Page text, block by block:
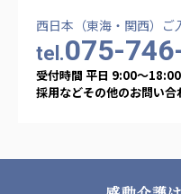
西日本（東海・関西）ご
tel.075-
受付時間 平日 9:00〜18:00
採用などその他のお問い